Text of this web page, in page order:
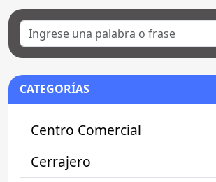
CATEGORÍAS
Centro Comercial
Cerrajero